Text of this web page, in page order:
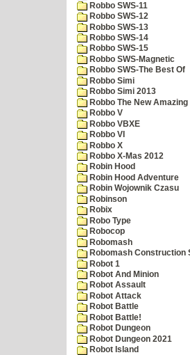
Robbo SWS-11
Robbo SWS-12
Robbo SWS-13
Robbo SWS-14
Robbo SWS-15
Robbo SWS-Magnetic
Robbo SWS-The Best Of
Robbo Simi
Robbo Simi 2013
Robbo The New
Robbo V
Robbo VBXE
Robbo VI
Robbo X
Robbo X-Mas 2012
Robin Hood
Robin Hood Adventure
Robin Wojownik Czasu
Robinson
Robix
Robo Type
Robocop
Robomash
Robomash Construction
Robot 1
Robot And Minion
Robot Assault
Robot Attack
Robot Battle
Robot Battle!
Robot Dungeon
Robot Dungeon 2021
Robot Island